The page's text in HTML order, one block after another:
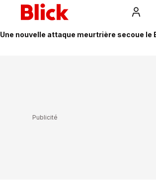
Une nouvelle attaque meurtrière secoue le